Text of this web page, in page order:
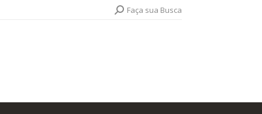
Search:Faça sua Busca